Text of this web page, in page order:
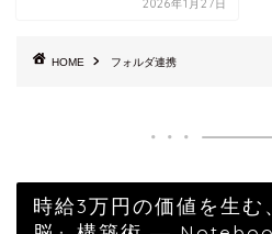
2026年1月27日
HOME フォルダ連携
時給3万円の価値を生む